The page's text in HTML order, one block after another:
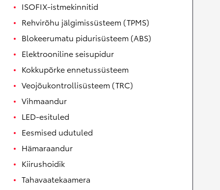
ISOFIX-istmekinnitid
Rehvirõhu jälgimissüsteem (TPMS)
Blokeerumatu pidurisüsteem (ABS)
Elektrooniline seisupidur
Kokkupõrke ennetussüsteem
Veojõukontrollisüsteem (TRC)
Vihmaandur
LED-esituled
Eesmised udutuled
Hämaraandur
Kiirushoidik
Tahavaatekaamera